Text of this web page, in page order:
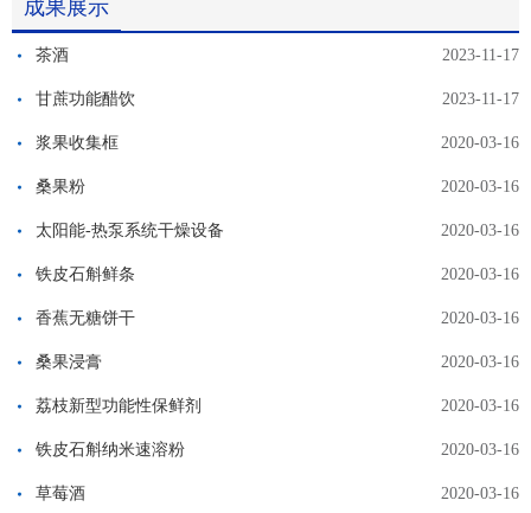
成果展示
2023-11-17
茶酒
2023-11-17
甘蔗功能醋饮
2020-03-16
浆果收集框
2020-03-16
桑果粉
2020-03-16
太阳能-热泵系统干燥设备
2020-03-16
铁皮石斛鲜条
2020-03-16
香蕉无糖饼干
2020-03-16
桑果浸膏
2020-03-16
荔枝新型功能性保鲜剂
2020-03-16
铁皮石斛纳米速溶粉
2020-03-16
草莓酒